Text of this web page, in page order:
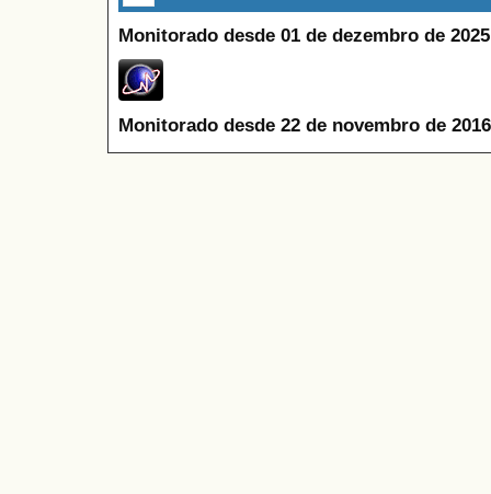
Monitorado desde 01 de dezembro de
Monitorado desde 22 de novembro de